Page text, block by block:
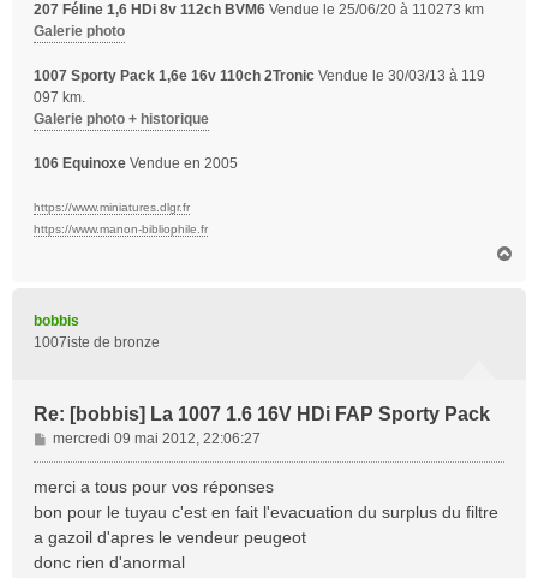
207 Féline 1,6 HDi 8v 112ch BVM6 Vendue le 25/06/20 à 110273 km
Galerie photo
1007 Sporty Pack 1,6e 16v 110ch 2Tronic Vendue le 30/03/13 à 119
097 km.
Galerie photo + historique
106 Equinoxe Vendue en 2005
https://www.miniatures.dlgr.fr
https://www.manon-bibliophile.fr
bobbis
1007iste de bronze
Re: [bobbis] La 1007 1.6 16V HDi FAP Sporty Pack
M
e
s
g
e
mercredi 09 mai 2012, 22:06:27
merci a tous pour vos réponses
bon pour le tuyau c'est en fait l'evacuation du surplus du filtre
a gazoil d'apres le vendeur peugeot
donc rien d'anormal